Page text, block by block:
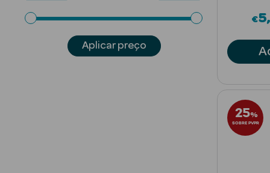
Aplicar preço
€5
25%
SOBRE PVPR